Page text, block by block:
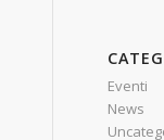
Eventi
News